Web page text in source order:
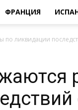
ФРАНЦИЯ
ликвидации